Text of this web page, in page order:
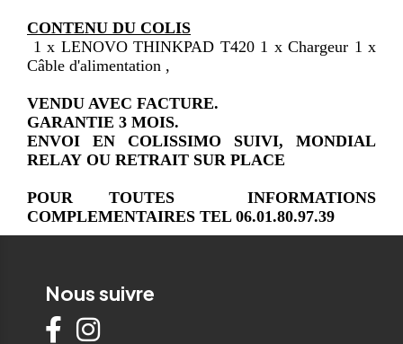
CONTENU DU COLIS
1 x LENOVO THINKPAD T420 1 x Chargeur 1 x
Câble d'alimentation ,
VENDU AVEC FACTURE.
GARANTIE 3 MOIS.
ENVOI EN COLISSIMO SUIVI, MONDIAL
RELAY OU RETRAIT SUR PLACE
POUR TOUTES INFORMATIONS
COMPLEMENTAIRES TEL 06.01.80.97.39
Nous suivre
 